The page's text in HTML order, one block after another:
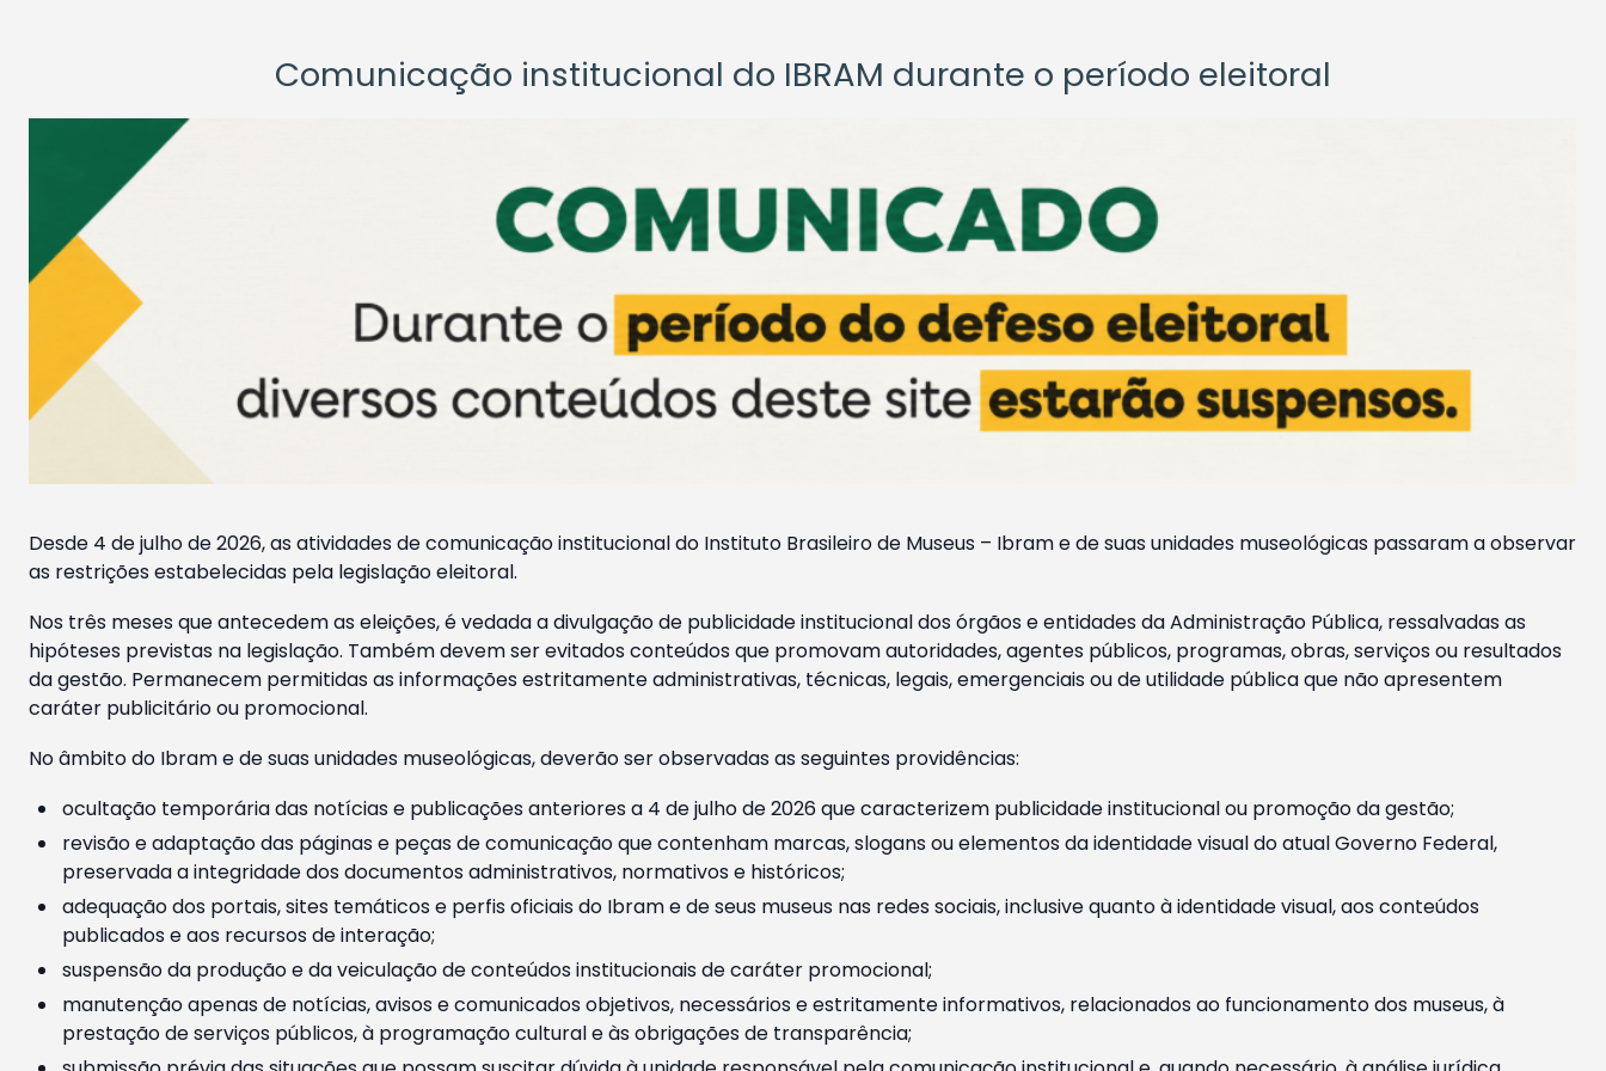
Comunicação institucional do IBRAM durante o período eleitoral
Desde 4 de julho de 2026, as atividades de comunicação institucional do Instituto Brasileiro de Museus – Ibram e de suas unidades museológicas passaram a observar
as restrições estabelecidas pela legislação eleitoral.
Nos três meses que antecedem as eleições, é vedada a divulgação de publicidade institucional dos órgãos e entidades da Administração Pública, ressalvadas as
hipóteses previstas na legislação. Também devem ser evitados conteúdos que promovam autoridades, agentes públicos, programas, obras, serviços ou resultados
da gestão. Permanecem permitidas as informações estritamente administrativas, técnicas, legais, emergenciais ou de utilidade pública que não apresentem
caráter publicitário ou promocional.
No âmbito do Ibram e de suas unidades museológicas, deverão ser observadas as seguintes providências:
ocultação temporária das notícias e publicações anteriores a 4 de julho de 2026 que caracterizem publicidade institucional ou promoção da gestão;
revisão e adaptação das páginas e peças de comunicação que contenham marcas, slogans ou elementos da identidade visual do atual Governo Federal,
preservada a integridade dos documentos administrativos, normativos e históricos;
adequação dos portais, sites temáticos e perfis oficiais do Ibram e de seus museus nas redes sociais, inclusive quanto à identidade visual, aos conteúdos
publicados e aos recursos de interação;
suspensão da produção e da veiculação de conteúdos institucionais de caráter promocional;
manutenção apenas de notícias, avisos e comunicados objetivos, necessários e estritamente informativos, relacionados ao funcionamento dos museus, à
prestação de serviços públicos, à programação cultural e às obrigações de transparência;